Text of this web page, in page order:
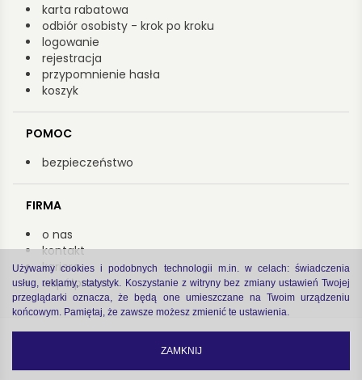
Używamy cookies i podobnych technologii m.in. w celach: świadczenia
usług, reklamy, statystyk. Koszystanie z witryny bez zmiany ustawień Twojej
przeglądarki oznacza, że będą one umieszczane na Twoim urządzeniu
końcowym. Pamiętaj, że zawsze możesz zmienić te ustawienia.
ZAMKNIJ
karta rabatowa
odbiór osobisty - krok po kroku
logowanie
rejestracja
przypomnienie hasła
koszyk
POMOC
bezpieczeństwo
FIRMA
o nas
kontakt
kariera
współpraca
polityka prywatności